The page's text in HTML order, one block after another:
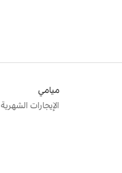
ميامي
الإيجارات الشهرية